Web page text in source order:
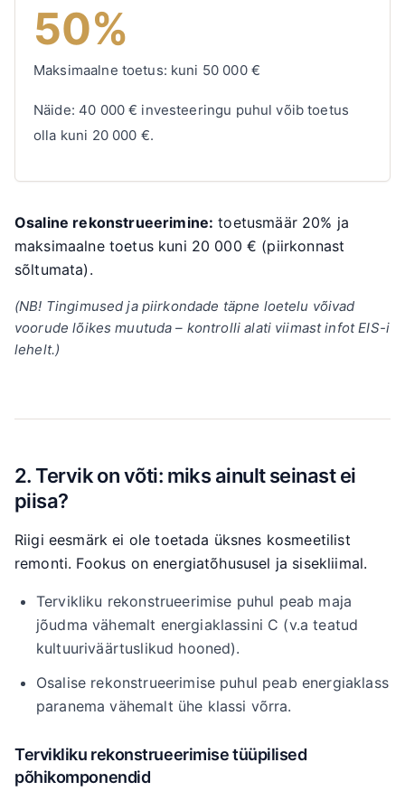
50%
Maksimaalne toetus: kuni 50 000 €
Näide: 40 000 € investeeringu puhul võib toetus
olla kuni 20 000 €.
Osaline rekonstrueerimine: toetusmäär 20% ja
maksimaalne toetus kuni 20 000 € (piirkonnast
sõltumata).
(NB! Tingimused ja piirkondade täpne loetelu võivad
voorude lõikes muutuda – kontrolli alati viimast infot EIS-i
lehelt.)
2. Tervik on võti: miks ainult seinast ei
piisa?
Riigi eesmärk ei ole toetada üksnes kosmeetilist
remonti. Fookus on energiatõhususel ja sisekliimal.
Tervikliku rekonstrueerimise puhul peab maja
jõudma vähemalt energiaklassini C (v.a teatud
kultuuriväärtuslikud hooned).
Osalise rekonstrueerimise puhul peab energiaklass
paranema vähemalt ühe klassi võrra.
Tervikliku rekonstrueerimise tüüpilised
põhikomponendid